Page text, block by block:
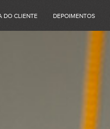
DO CLIENTE DEPOIMENTOS